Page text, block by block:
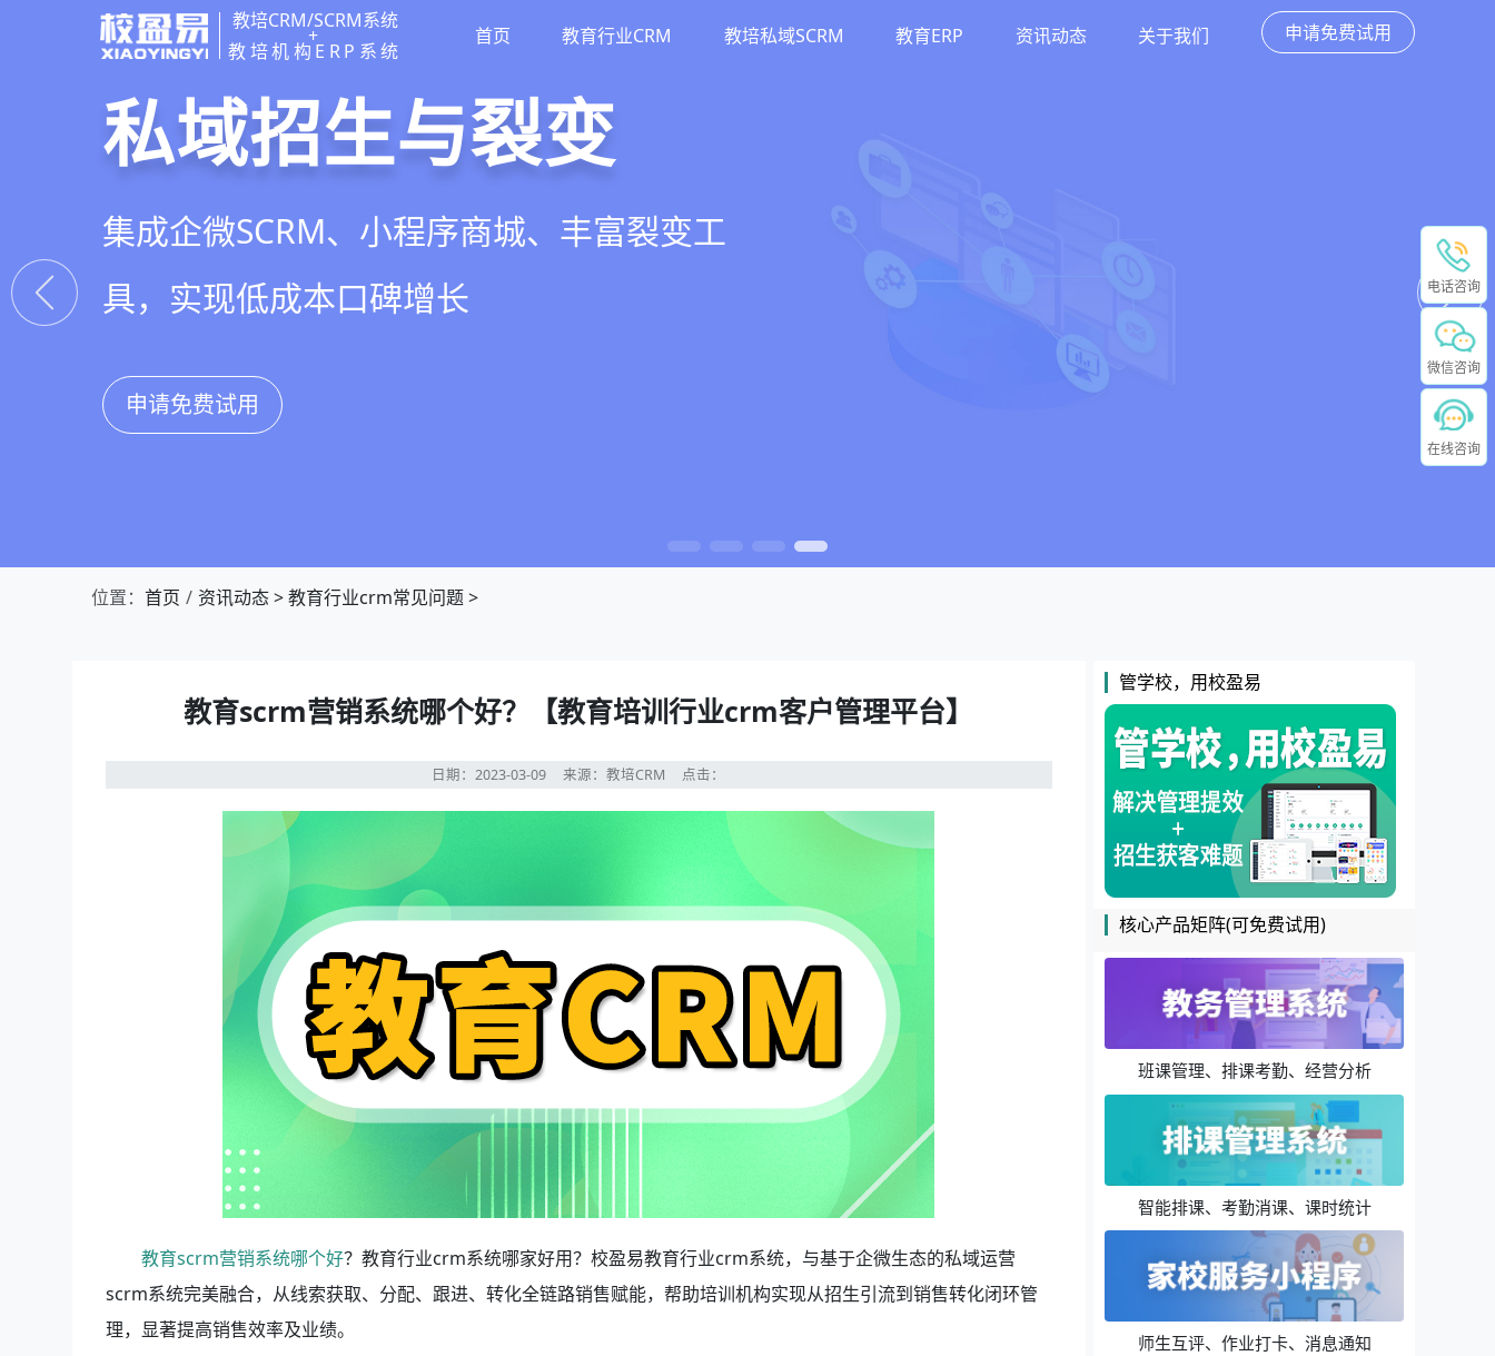
教培CRM/SCRM系统
+
教培机构ERP系统
首页 教育行业CRM 教培私域SCRM 教育ERP 资讯动态 关于我们 申请免费试用
教培行业CRM
以学员为中心，打通从引流、转化、教学到
复购转介绍的全生命周期增长引擎
申请免费试用
智能销售漏斗
线索自动分配、标准化跟单、试听转化分
析，打造高绩效招生团队
申请免费试用
精细化客户运营
360°学员画像、自动化服务流程、智能续
费预警，深度挖掘学员长期价值
申请免费试用
私域招生与裂变
集成企微SCRM、小程序商城、丰富裂变工
具，实现低成本口碑增长
申请免费试用
位置： 首页 资讯动态>教育行业crm常见问题>
教育scrm营销系统哪个好？【教育培训行业crm客户管理平台】
日期：2023-03-09来源：教培CRM 点击：
教育scrm营销系统哪个好？教育行业crm系统哪家好用？校盈易教育行业crm系统，与基于企微生态的私域运营
scrm系统完美融合，从线索获取、分配、跟进、转化全链路销售赋能，帮助培训机构实现从招生引流到销售转化闭环管
理，显著提高销售效率及业绩。
管学校，用校盈易
核心产品矩阵(可免费试用)
班课管理、排课考勤、经营分析
智能排课、考勤消课、课时统计
师生互评、作业打卡、消息通知
电话咨询
微信咨询
在线咨询